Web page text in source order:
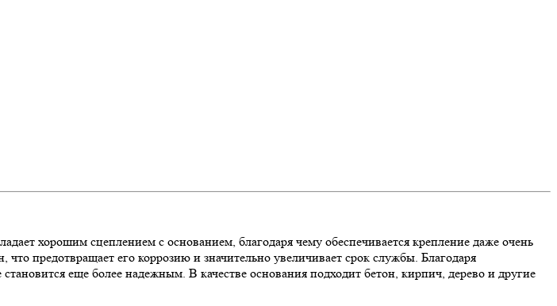
хорошим сцеплением с основанием, благодаря чему обеспечивается крепление даже очень
предотвращает его коррозию и значительно увеличивает срок службы. Благодаря
еще более надежным. В качестве основания подходит бетон, кирпич, дерево и другие